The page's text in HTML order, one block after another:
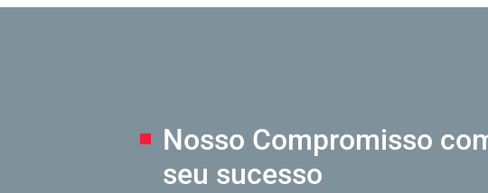
Nosso Compromisso
seu sucesso